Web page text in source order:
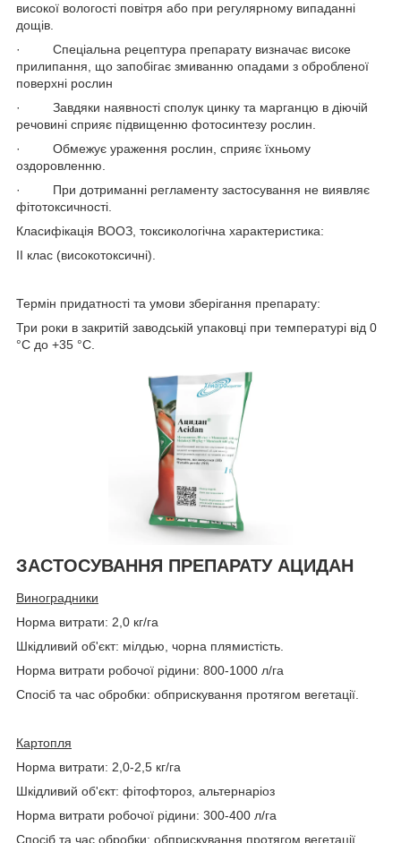
високої вологості повітря або при регулярному випаданні
дощів.
· Спеціальна рецептура препарату визначає високе
прилипання, що запобігає змиванню опадами з обробленої
поверхні рослин
· Завдяки наявності сполук цинку та марганцю в діючій
речовині сприяє підвищенню фотосинтезу рослин.
· Обмежує ураження рослин, сприяє їхньому
оздоровленню.
· При дотриманні регламенту застосування не виявляє
фітотоксичності.
Класифікація ВООЗ, токсикологічна характеристика:
ІІ клас (високотоксичні).
Термін придатності та умови зберігання препарату:
Три роки в закритій заводській упаковці при температурі від 0
°С до +35 °С.
ЗАСТОСУВАННЯ ПРЕПАРАТУ АЦИДАН
Виноградники
Норма витрати: 2,0 кг/га
Шкідливий об'єкт: мілдью, чорна плямистість.
Норма витрати робочої рідини: 800-1000 л/га
Спосіб та час обробки: обприскування протягом вегетації.
Картопля
Норма витрати: 2,0-2,5 кг/га
Шкідливий об'єкт: фітофтороз, альтернаріоз
Норма витрати робочої рідини: 300-400 л/га
Спосіб та час обробки: обприскування протягом вегетації.